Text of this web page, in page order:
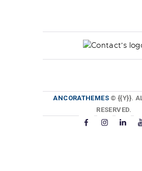
ANCORATHEMES© {{Y}}.
RESERVED.